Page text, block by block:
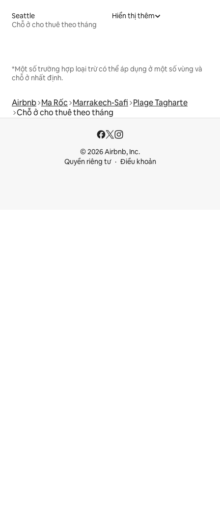
Seattle
Chỗ ở cho thuê theo tháng
Hiển thị thêm
*Một số trường hợp loại trừ có thể áp dụng ở một số vùng và
chỗ ở nhất định.
Airbnb Ma Rốc Marrakech-Safi Plage Tagharte
Chỗ ở cho thuê theo tháng
© 2026 Airbnb, Inc.
Quyền riêng tư
Điều khoản